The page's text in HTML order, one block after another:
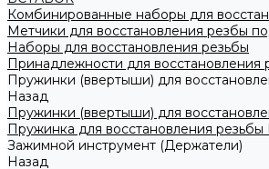
Комбинированные наборы для
Метчики для восстановления резбы
Наборы для восстановления резьбы
Принадлежности для восстановления
Пружинки (ввертыши) для
Назад
Пружинки (ввертыши) для
Пружинка для восстановления резьбы
Зажимной инструмент (Держатели)
Назад